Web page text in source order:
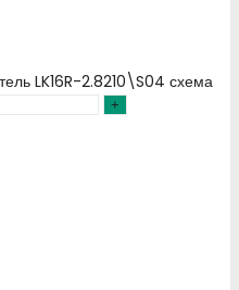
LK16R-2.8210\S04 схема